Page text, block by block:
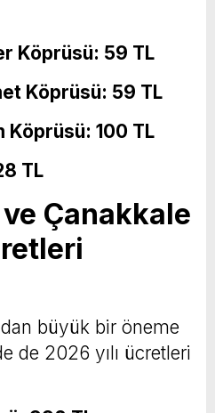
Köprüsü: 59 TL
Köprüsü: 59 TL
Köprüsü: 100 TL
TL
Çanakkale
büyük bir öneme
de 2026 yılı ücretleri